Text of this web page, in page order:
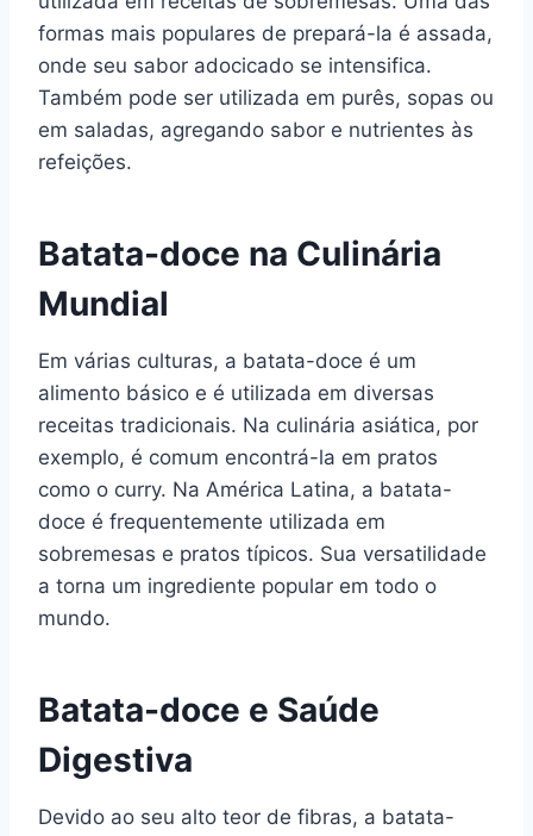
formas mais populares de prepará-la é assada,
onde seu sabor adocicado se intensifica.
Também pode ser utilizada em purês, sopas ou
em saladas, agregando sabor e nutrientes às
refeições.
Batata-doce na Culinária
Mundial
Em várias culturas, a batata-doce é um
alimento básico e é utilizada em diversas
receitas tradicionais. Na culinária asiática, por
exemplo, é comum encontrá-la em pratos
como o curry. Na América Latina, a batata-
doce é frequentemente utilizada em
sobremesas e pratos típicos. Sua versatilidade
a torna um ingrediente popular em todo o
mundo.
Batata-doce e Saúde
Digestiva
Devido ao seu alto teor de fibras, a batata-